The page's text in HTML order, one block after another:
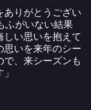
ありがとうござい
ふがいない結果
い思いを抱えて
思いを来年のシー
、来シーズンも